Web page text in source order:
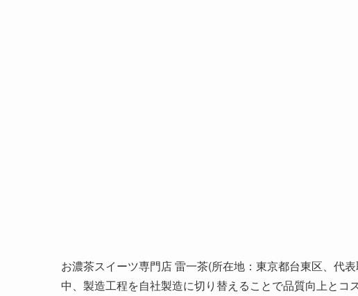
お濃茶スイーツ専門店 雷一茶(所在地：東京都台東区、代
中、製造工程を自社製造に切り替えることで品質向上と